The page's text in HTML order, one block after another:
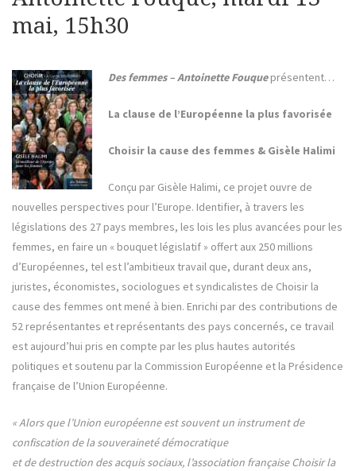
mai, 15h30
Des femmes – Antoinette Fouqueprésentent…
La clause de l’Européenne la plus favorisée
Choisir la cause des femmes & Gisèle Halimi
Conçu par Gisèle Halimi, ce projet ouvre de
nouvelles perspectives pour l’Europe. Identifier, à travers les
législations des 27 pays membres, les lois les plus avancées pour les
femmes, en faire un « bouquet législatif » offert aux 250 millions
d’Européennes, tel est l’ambitieux travail que, durant deux ans,
juristes, économistes, sociologues et syndicalistes de Choisir la
cause des femmes ont mené à bien. Enrichi par des contributions de
52 représentantes et représentants des pays concernés, ce travail
est aujourd’hui pris en compte par les plus hautes autorités
politiques et soutenu par la Commission Européenne et la Présidence
française de l’Union Européenne.
« Alors que l’Union européenne est souvent un instrument de
confiscation de la souveraineté démocratique
et de destruction des acquis sociaux, l’association française Choisir la